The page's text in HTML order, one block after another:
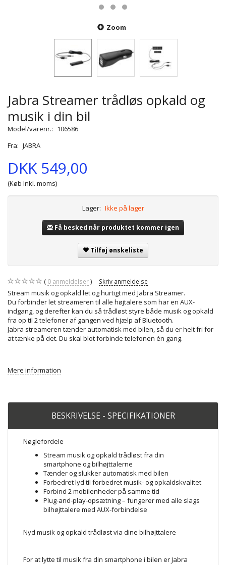
Zoom
Jabra Streamer trådløs opkald og
musik i din bil
Model/varenr.: 106586
Fra: JABRA
DKK 549,00
(Køb Inkl. moms)
Lager: Ikke på lager
Få besked når produktet kommer igen
Tilføj ønskeliste
0 anmeldelser Skriv anmeldelse
Stream musik og opkald let og hurtigt med Jabra Streamer.
Du forbinder let streameren til alle højtalere som har en AUX-
indgang, og derefter kan du så trådløst styre både musik og opkald
fra op til 2 telefoner af gangen ved hjælp af Bluetooth.
Jabra streameren tænder automatisk med bilen, så du er helt fri for
at tænke på det. Du skal blot forbinde telefonen én gang.
Mere information
BESKRIVELSE - SPECIFIKATIONER
Nøglefordele
Stream musik og opkald trådløst fra din
smartphone og bilhøjttalerne
Tænder og slukker automatisk med bilen
Forbedret lyd til forbedret musik- og opkaldskvalitet
Forbind 2 mobilenheder på samme tid
Plug-and-play-opsætning – fungerer med alle slags
bilhøjttalere med AUX-forbindelse
Nyd musik og opkald trådløst via dine bilhøjttalere
For at lytte til musik fra din smartphone i bilen er Jabra